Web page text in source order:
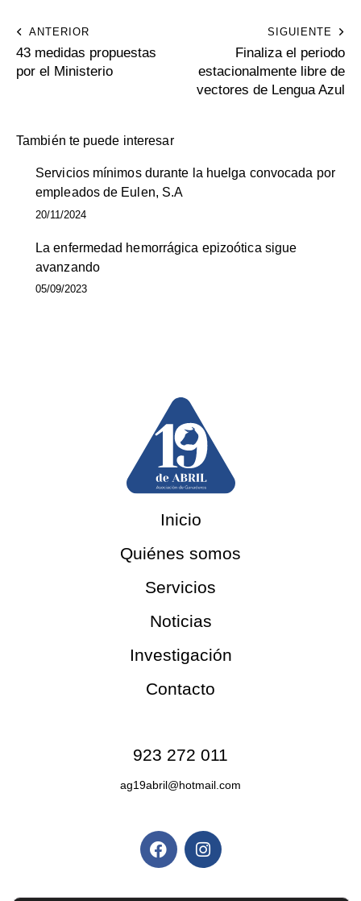
ANTERIOR
43 medidas propuestas
por el Ministerio
SIGUIENTE
Finaliza el periodo
estacionalmente libre de
vectores de Lengua Azul
También te puede interesar
Servicios mínimos durante la huelga convocada por
empleados de Eulen, S.A
20/11/2024
La enfermedad hemorrágica epizoótica sigue
avanzando
05/09/2023
Inicio
Quiénes somos
Servicios
Noticias
Investigación
Contacto
923 272 011
ag19abril@hotmail.com